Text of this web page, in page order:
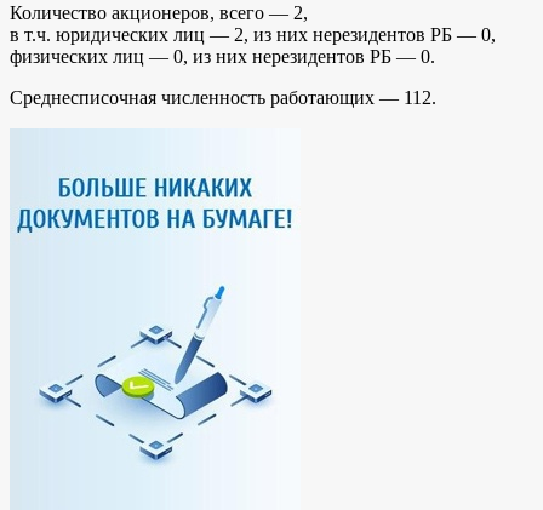
Количество акционеров, всего — 2,
в т.ч. юридических лиц — 2, из них нерезидентов РБ — 0,
физических лиц — 0, из них нерезидентов РБ — 0.
Среднесписочная численность работающих — 112.